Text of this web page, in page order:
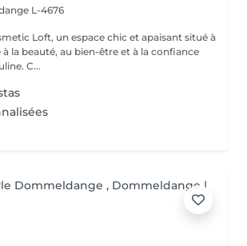
L-4676
Loft, un espace chic et apaisant situé à
la beauté, au bien-être et à la confiance
féminine et masculine. C...